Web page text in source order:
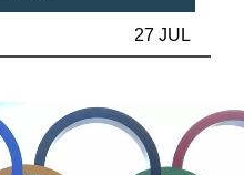
27 JUL